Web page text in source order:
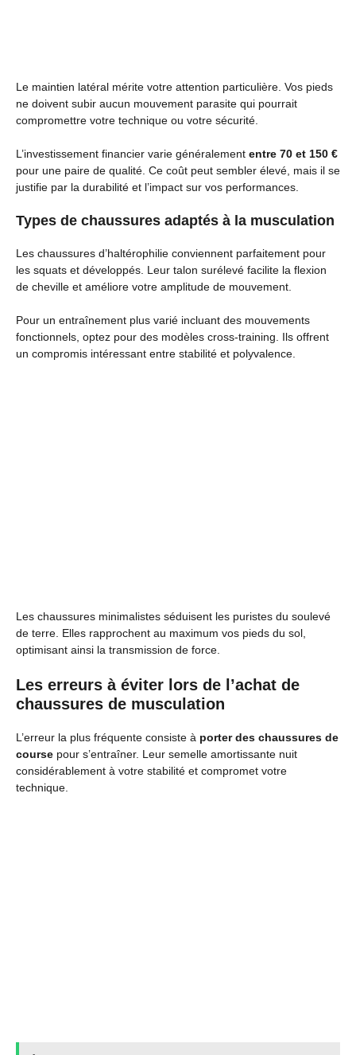
Le maintien latéral mérite votre attention particulière. Vos pieds
ne doivent subir aucun mouvement parasite qui pourrait
compromettre votre technique ou votre sécurité.
L’investissement financier varie généralement entre 70 et 150 €
pour une paire de qualité. Ce coût peut sembler élevé, mais il se
justifie par la durabilité et l’impact sur vos performances.
Types de chaussures adaptés à la musculation
Les chaussures d’haltérophilie conviennent parfaitement pour
les squats et développés. Leur talon surélevé facilite la flexion
de cheville et améliore votre amplitude de mouvement.
Pour un entraînement plus varié incluant des mouvements
fonctionnels, optez pour des modèles cross-training. Ils offrent
un compromis intéressant entre stabilité et polyvalence.
Les chaussures minimalistes séduisent les puristes du soulevé
de terre. Elles rapprochent au maximum vos pieds du sol,
optimisant ainsi la transmission de force.
Les erreurs à éviter lors de l’achat de
chaussures de musculation
L’erreur la plus fréquente consiste à porter des chaussures de
course pour s’entraîner. Leur semelle amortissante nuit
considérablement à votre stabilité et compromet votre
technique.